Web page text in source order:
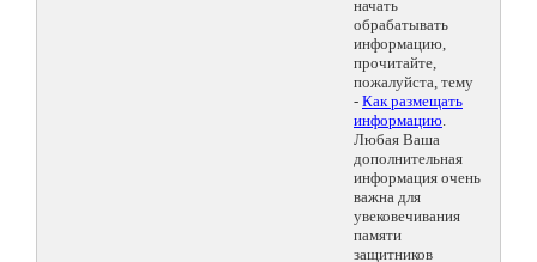
начать
обрабатывать
информацию,
прочитайте,
пожалуйста, тему
- Как размещать
информацию.
Любая Ваша
дополнительная
информация очень
важна для
увековечивания
памяти
защитников